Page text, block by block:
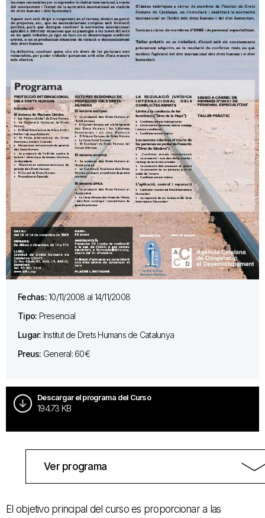
Fechas:10/11/2008 al 14/11/2008
Tipo: Presencial
Lugar: Institut de Drets Humans de Catalunya
Preus: General: 60€
Descargar el programa del Curso
194.73 KB
Ver programa
El objetivo principal del curso es proporcionar a las